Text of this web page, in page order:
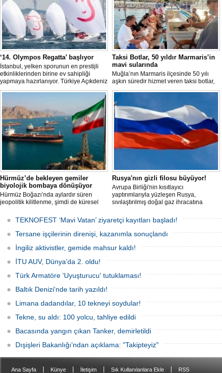
‘14. Olympos Regatta’ başlıyor
İstanbul, yelken sporunun en prestijli
etkinliklerinden birine ev sahipliği
yapmaya hazırlanıyor. Türkiye Açıkdeniz
Yarış Kulübü (TAYK), Türkiye Yelken
birliğiyle hayata geçirilecek olan 14.
TAYK - Eker Olympos Regatta, 7
Ağustos'ta start alacak ve 16 Ağustos'a
kadar deniz tutkunlarını bir araya
getirecek. "Rüzgâ
Taksi Botlar, 50 yıldır Marmaris’in
mavi sularında
Muğla’nın Marmaris ilçesinde 50 yılı
aşkın süredir hizmet veren taksi botlar,
hem ulaşım hem de turistik gezi
Hürmüz’de bekleyen gemiler
biyolojik bombaya dönüşüyor
Hürmüz Boğazı’nda aylardır süren
jeopolitik kilitlenme, şimdi de küresel
aralamış olabilir. Sıcak sularda
hareketsiz bekleyen binden fazla gemi,
istilacı deniz canlıları için devasa bir
üreme merkezine dönüşmüş durumda.
Rusya'nın gizli filosu büyüyor!
Avrupa Birliği'nin kısıtlayıcı
yaptırımlarıyla yüzleşen Rusya,
sıvılaştırılmış doğal gaz ihracatına
geliştiriyor.
TEKNOFEST ‘Mavi Vatan’ ziyaretçi kayıtları başladı!
Tersane işçilerinin direnişi, kazanımla sonuçlandı
İngiliz aktivistler, gemide mahsur kaldı!
İTU AUV, Dünya’da 2. oldu!
Türk Armatöre 'Uyuşturucu' tutuklaması!
Baltık Denizi'nde tarih yazıldı!
Limana dadandılar, 10 tekneyi soydular!
Tekne, su aldı: 100 yolcu, tahliye edildi
Bacasında yangın çıkan Tanker, demirletildi
Dışişleri Bakanlığı'ndan açıklama: "Takipteyiz"
Ana Sayfa Künye İletişim Sık Kullanılanlara Ekle RSS